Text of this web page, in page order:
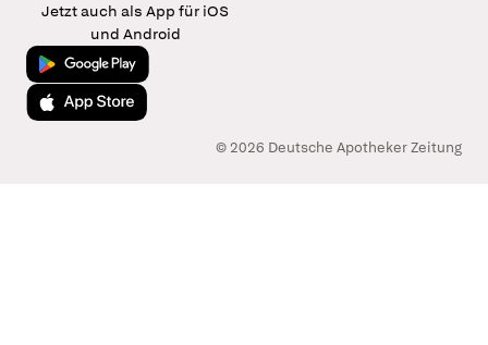
Jetzt auch als App für iOS
und Android
Jetzt bei Google Play
Laden im App Store
© 2026 Deutsche Apotheker Zeitung